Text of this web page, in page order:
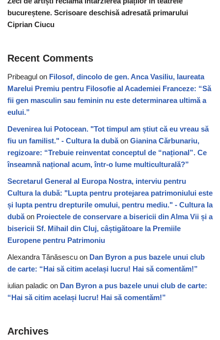
bucureștene. Scrisoare deschisă adresată primarului
Ciprian Ciucu
Recent Comments
Pribeagul on Filosof, dincolo de gen. Anca Vasiliu, laureata
Marelui Premiu pentru Filosofie al Academiei Franceze: “Să
fii gen masculin sau feminin nu este determinarea ultimă a
eului.”
Devenirea lui Potocean. "Tot timpul am știut că eu vreau să
fiu un familist." - Cultura la dubăon Gianina Cărbunariu,
regizoare: “Trebuie reinventat conceptul de “național”. Ce
înseamnă național acum, într-o lume multiculturală?”
Secretarul General al Europa Nostra, interviu pentru
Cultura la dubă: "Lupta pentru protejarea patrimoniului este
și lupta pentru drepturile omului, pentru mediu." - Cultura la
dubăon Proiectele de conservare a bisericii din Alma Vii și a
bisericii Sf. Mihail din Cluj, câștigătoare la Premiile
Europene pentru Patrimoniu
Alexandra Tănăsescu on Dan Byron a pus bazele unui club
de carte: “Hai să citim același lucru! Hai să comentăm!”
iulian paladic on Dan Byron a pus bazele unui club de carte:
“Hai să citim același lucru! Hai să comentăm!”
Archives